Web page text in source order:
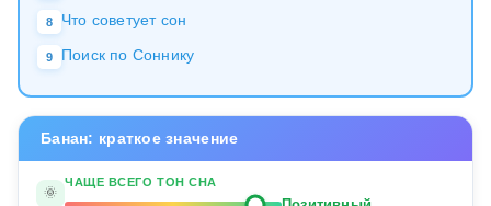
8 Что советует сон
9 Поиск по Соннику
Банан: краткое значение
🌞
ЧАЩЕ ВСЕГО ТОН СНА